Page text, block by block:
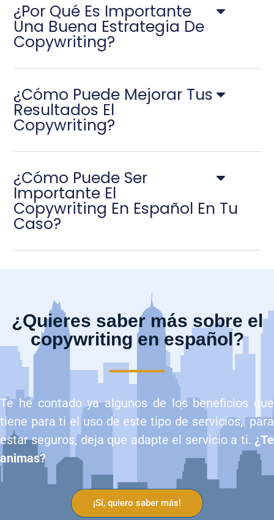
¿Por Qué Es Importante
Una Buena Estrategia De
Copywriting?
¿Cómo Puede Mejorar Tus
Resultados El
Copywriting?
¿Cómo Puede Ser
Importante El
Copywriting En Español En Tu
Caso?
¿Quieres saber más sobre el
copywriting en español?
Te he contado ya algunos de los beneficios que
tiene para ti el uso de este tipo de servicios, para
estar seguros, deja que adapte el servicio a ti. ¿Te
animas?
¡Sí, quiero saber más!